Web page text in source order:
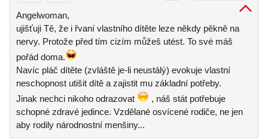
Angelwoman,
ujišťuji Tě, že i řvaní vlastního dítěte leze někdy pěkně na
nervy. Protože před tím cizím můžeš utést. To své máš
pořád doma.
Navíc pláč dítěte (zvláště je-li neustálý) evokuje vlastní
neschopnost utišit dítě a zajistit mu základní potřeby.
Jinak nechci nikoho odrazovat
, náš stát potřebuje
schopné zdravé jedince. Vzdělané osvícené rodiče, ne jen
aby rodily národnostní menšiny...